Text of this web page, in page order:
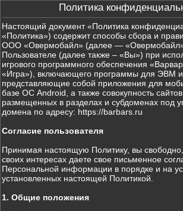
Политика
Настоящий документ «Политика
«Политика») содержит способы сбора и
ООО «Овермобайл» (далее —
Пользователе (далее также – «Вы») при
игрового программного обеспечения
«Игра»), включающего программы для ЭВМ и
представляющие собой приложения для
базе ОС Android, а также совокупность
размещенных в разделах и субдоменах под
домена по адресу: https://barbars.ru
Согласие пользователя
Принимая настоящую Политику, вы
своих интересах даете свое письменное
Персональной информации в порядке и на
установленных настоящей Политикой.
1. Общие положения